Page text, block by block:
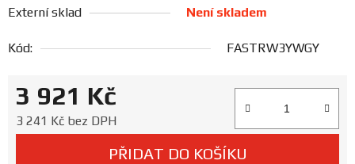
Externí sklad
Není skladem
Kód: FASTRW3YWGY
3 921 Kč
3 241 Kč bez DPH
PŘIDAT DO KOŠÍKU